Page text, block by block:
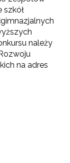
szkół
należy
na adres